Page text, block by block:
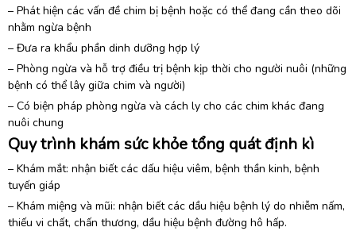
– Phát hiện các vấn đề chim bị bệnh hoặc có thể đang cần theo dõi
nhằm ngừa bệnh
– Đưa ra khẩu phần dinh dưỡng hợp lý
– Phòng ngừa và hỗ trợ điều trị bệnh kịp thời cho người nuôi (những
bệnh có thể lây giữa chim và người)
– Có biện pháp phòng ngừa và cách ly cho các chim khác đang
nuôi chung
Quy trình khám sức khỏe tổng quát định kì
– Khám mắt: nhận biết các dấu hiệu viêm, bệnh thần kinh, bệnh
tuyến giáp
– Khám miệng và mũi: nhận biết các dầu hiệu bệnh lý do nhiễm nấm,
thiếu vi chất, chấn thương, dầu hiệu bệnh đường hô hấp.